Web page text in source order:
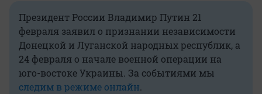
Президент России Владимир Путин 21
февраля заявил о признании независимости
Донецкой и Луганской народных республик, а
24 февраля о начале военной операции на
юго-востоке Украины. За событиями мы
следим в режиме онлайн.